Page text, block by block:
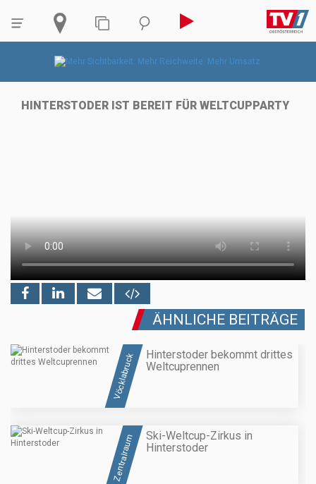
HINTERSTODER IST BEREIT FÜR WELTCUPPARTY
ÄHNLICHE BEITRÄGE
Vöcklabruck
Hinterstoder bekommt drittes
Weltcuprennen
Zentralraum
Ski-Weltcup-Zirkus in
Hinterstoder